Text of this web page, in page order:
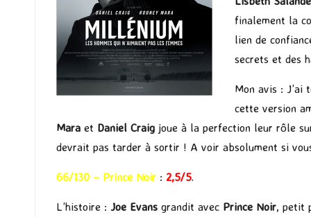
finalement la
lien de
secrets et des
Mon avis : J’ai
cette version
Mara et Daniel Craig joue à la perfection leur rôle
devrait pas tarder à sortir ! A voir absolument si vous
66/130 – Prince Noir : 2,5/5.
L’histoire : Joe Evans grandit avec Prince Noir, petit